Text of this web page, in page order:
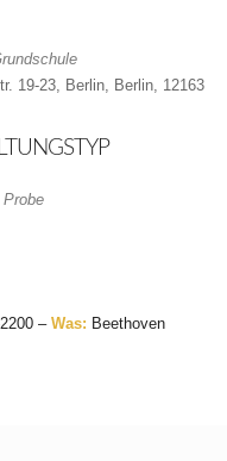
19-23, Berlin, Berlin, 12163
Probe
– Was: Beethoven